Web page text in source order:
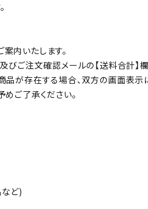
内いたします。
びご注文確認メールの【送料合計】
品が存在する場合、双方の画面表示
ご了承ください。
ど)